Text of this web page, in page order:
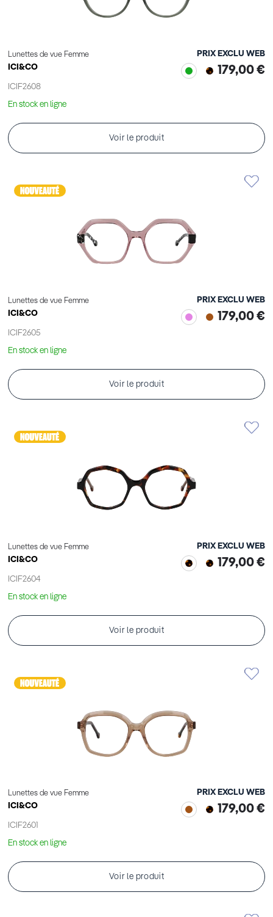
Lunettes de vue Femme
ICI&CO
ICIF2608
PRIX EXCLU WEB
179,00 €
En stock en ligne
Voir le produit
Lunettes de vue Femme
ICI&CO
ICIF2605
PRIX EXCLU WEB
179,00 €
En stock en ligne
Voir le produit
Lunettes de vue Femme
ICI&CO
ICIF2604
PRIX EXCLU WEB
179,00 €
En stock en ligne
Voir le produit
Lunettes de vue Femme
ICI&CO
ICIF2601
PRIX EXCLU WEB
179,00 €
En stock en ligne
Voir le produit